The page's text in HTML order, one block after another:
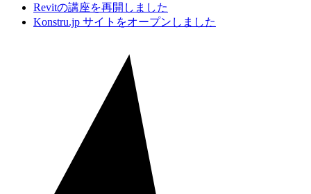
Revitの講座を再開しました
Konstru.jp サイトをオープンしました